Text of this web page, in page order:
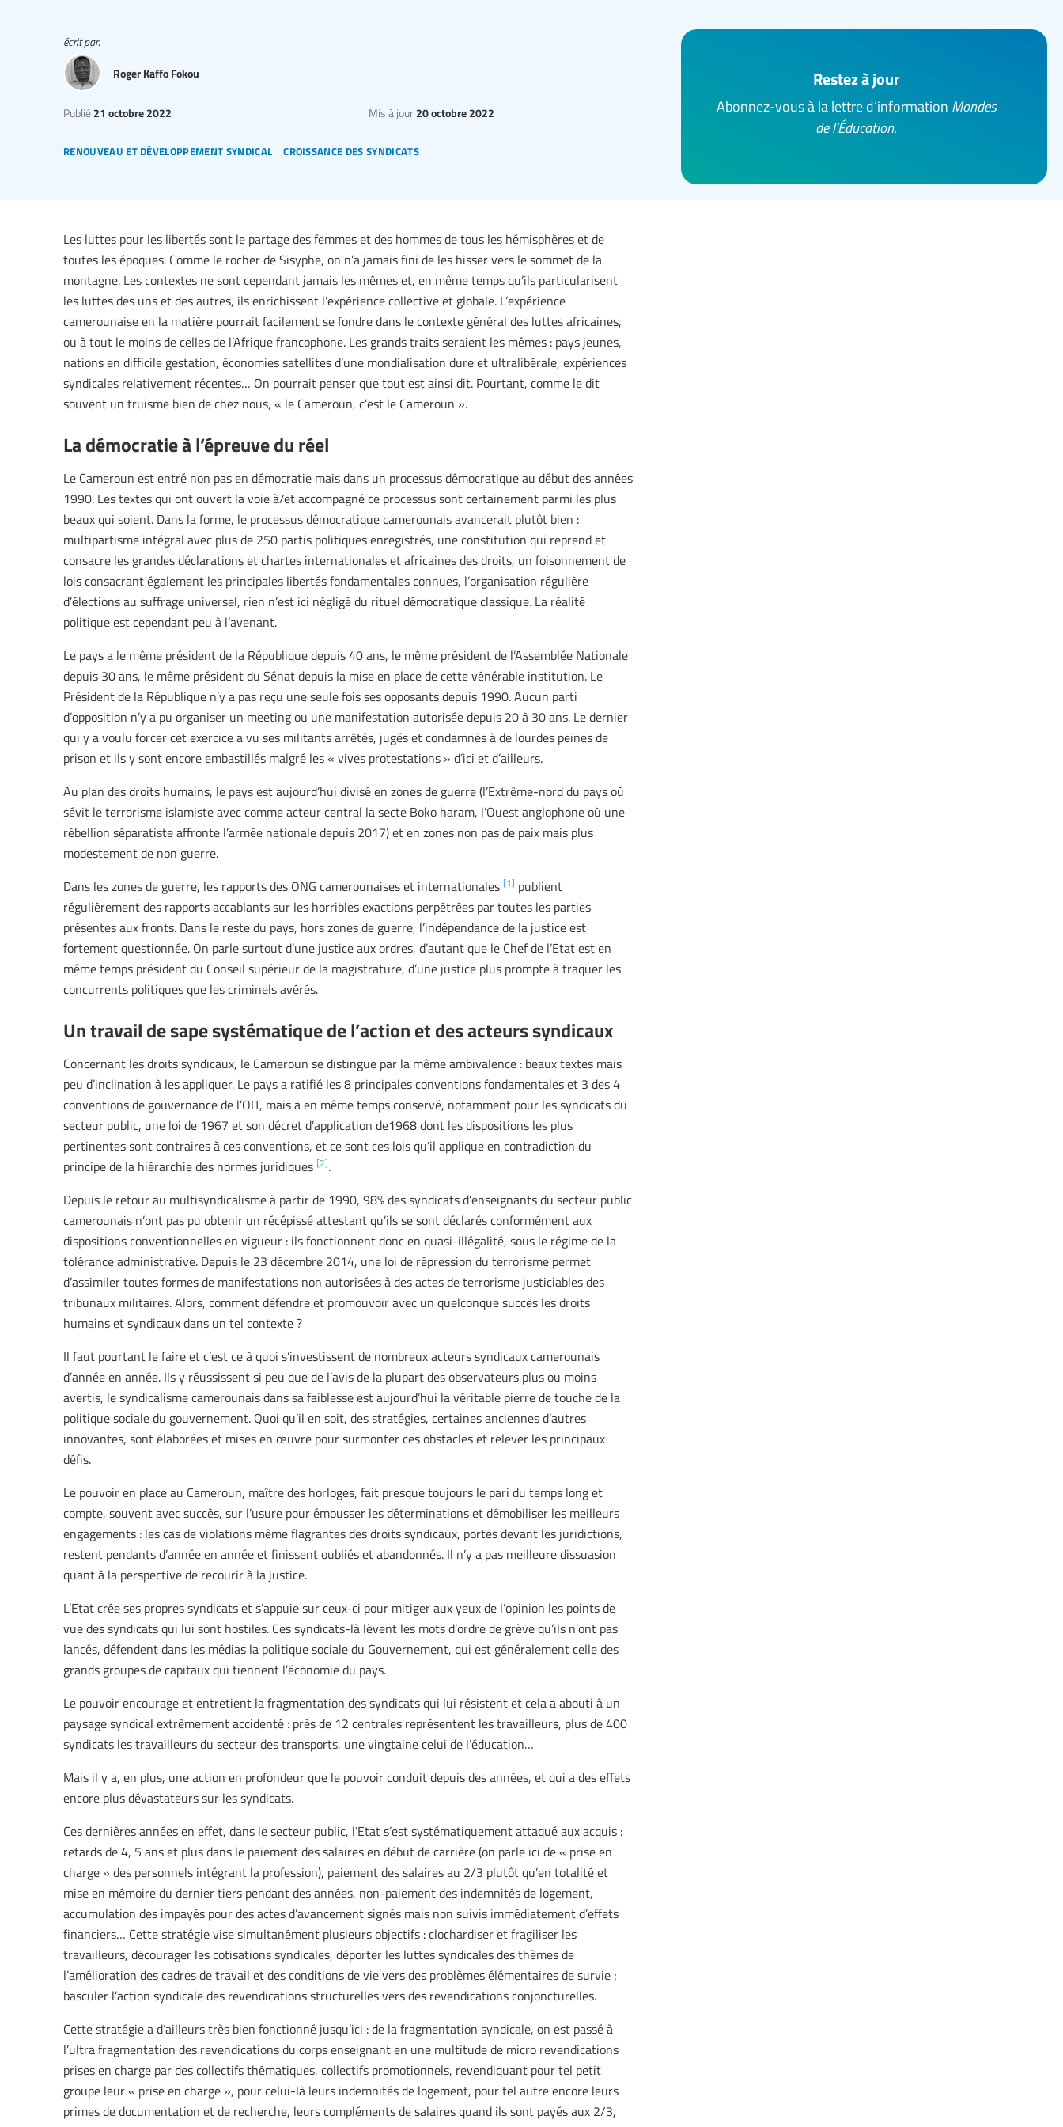
renouveau et développement syndical croissance des syndicats
Publié 21 octobre 2022 Mis à jour20 octobre 2022
écrit par:
Roger Kaffo Fokou Restez à jour
Abonnez-vous à la lettre d’information Mondes
de l’Éducation.
Les luttes pour les libertés sont le partage des femmes et des hommes de tous les hémisphères et de
toutes les époques. Comme le rocher de Sisyphe, on n’a jamais fini de les hisser vers le sommet de la
montagne. Les contextes ne sont cependant jamais les mêmes et, en même temps qu’ils particularisent
les luttes des uns et des autres, ils enrichissent l’expérience collective et globale. L’expérience
camerounaise en la matière pourrait facilement se fondre dans le contexte général des luttes africaines,
ou à tout le moins de celles de l’Afrique francophone. Les grands traits seraient les mêmes : pays jeunes,
nations en difficile gestation, économies satellites d’une mondialisation dure et ultralibérale, expériences
syndicales relativement récentes… On pourrait penser que tout est ainsi dit. Pourtant, comme le dit
souvent un truisme bien de chez nous, « le Cameroun, c’est le Cameroun ».
La démocratie à l’épreuve du réel
Le Cameroun est entré non pas en démocratie mais dans un processus démocratique au début des années
1990. Les textes qui ont ouvert la voie à/et accompagné ce processus sont certainement parmi les plus
beaux qui soient. Dans la forme, le processus démocratique camerounais avancerait plutôt bien :
multipartisme intégral avec plus de 250 partis politiques enregistrés, une constitution qui reprend et
consacre les grandes déclarations et chartes internationales et africaines des droits, un foisonnement de
lois consacrant également les principales libertés fondamentales connues, l’organisation régulière
d’élections au suffrage universel, rien n’est ici négligé du rituel démocratique classique. La réalité
politique est cependant peu à l’avenant.
Le pays a le même président de la République depuis 40 ans, le même président de l’Assemblée Nationale
depuis 30 ans, le même président du Sénat depuis la mise en place de cette vénérable institution. Le
Président de la République n’y a pas reçu une seule fois ses opposants depuis 1990. Aucun parti
d’opposition n’y a pu organiser un meeting ou une manifestation autorisée depuis 20 à 30 ans. Le dernier
qui y a voulu forcer cet exercice a vu ses militants arrêtés, jugés et condamnés à de lourdes peines de
prison et ils y sont encore embastillés malgré les « vives protestations » d’ici et d’ailleurs.
Au plan des droits humains, le pays est aujourd’hui divisé en zones de guerre (l’Extrême-nord du pays où
sévit le terrorisme islamiste avec comme acteur central la secte Boko haram, l’Ouest anglophone où une
rébellion séparatiste affronte l’armée nationale depuis 2017) et en zones non pas de paix mais plus
modestement de non guerre.
Dans les zones de guerre, les rapports des ONG camerounaises et internationales [1] publient
régulièrement des rapports accablants sur les horribles exactions perpétrées par toutes les parties
présentes aux fronts. Dans le reste du pays, hors zones de guerre, l’indépendance de la justice est
fortement questionnée. On parle surtout d’une justice aux ordres, d’autant que le Chef de l’Etat est en
même temps président du Conseil supérieur de la magistrature, d’une justice plus prompte à traquer les
concurrents politiques que les criminels avérés.
Un travail de sape systématique de l’action et des acteurs syndicaux
Concernant les droits syndicaux, le Cameroun se distingue par la même ambivalence : beaux textes mais
peu d’inclination à les appliquer. Le pays a ratifié les 8 principales conventions fondamentales et 3 des 4
conventions de gouvernance de l’OIT, mais a en même temps conservé, notamment pour les syndicats du
secteur public, une loi de 1967 et son décret d’application de1968 dont les dispositions les plus
pertinentes sont contraires à ces conventions, et ce sont ces lois qu’il applique en contradiction du
principe de la hiérarchie des normes juridiques [2].
Depuis le retour au multisyndicalisme à partir de 1990, 98% des syndicats d’enseignants du secteur public
camerounais n’ont pas pu obtenir un récépissé attestant qu’ils se sont déclarés conformément aux
dispositions conventionnelles en vigueur : ils fonctionnent donc en quasi-illégalité, sous le régime de la
tolérance administrative. Depuis le 23 décembre 2014, une loi de répression du terrorisme permet
d’assimiler toutes formes de manifestations non autorisées à des actes de terrorisme justiciables des
tribunaux militaires. Alors, comment défendre et promouvoir avec un quelconque succès les droits
humains et syndicaux dans un tel contexte ?
Il faut pourtant le faire et c’est ce à quoi s’investissent de nombreux acteurs syndicaux camerounais
d’année en année. Ils y réussissent si peu que de l’avis de la plupart des observateurs plus ou moins
avertis, le syndicalisme camerounais dans sa faiblesse est aujourd’hui la véritable pierre de touche de la
politique sociale du gouvernement. Quoi qu’il en soit, des stratégies, certaines anciennes d’autres
innovantes, sont élaborées et mises en œuvre pour surmonter ces obstacles et relever les principaux
défis.
Le pouvoir en place au Cameroun, maître des horloges, fait presque toujours le pari du temps long et
compte, souvent avec succès, sur l’usure pour émousser les déterminations et démobiliser les meilleurs
engagements : les cas de violations même flagrantes des droits syndicaux, portés devant les juridictions,
restent pendants d’année en année et finissent oubliés et abandonnés. Il n’y a pas meilleure dissuasion
quant à la perspective de recourir à la justice.
L’Etat crée ses propres syndicats et s’appuie sur ceux-ci pour mitiger aux yeux de l’opinion les points de
vue des syndicats qui lui sont hostiles. Ces syndicats-là lèvent les mots d’ordre de grève qu’ils n’ont pas
lancés, défendent dans les médias la politique sociale du Gouvernement, qui est généralement celle des
grands groupes de capitaux qui tiennent l’économie du pays.
Le pouvoir encourage et entretient la fragmentation des syndicats qui lui résistent et cela a abouti à un
paysage syndical extrêmement accidenté : près de 12 centrales représentent les travailleurs, plus de 400
syndicats les travailleurs du secteur des transports, une vingtaine celui de l’éducation…
Mais il y a, en plus, une action en profondeur que le pouvoir conduit depuis des années, et qui a des effets
encore plus dévastateurs sur les syndicats.
Ces dernières années en effet, dans le secteur public, l’Etat s’est systématiquement attaqué aux acquis :
retards de 4, 5 ans et plus dans le paiement des salaires en début de carrière (on parle ici de « prise en
charge » des personnels intégrant la profession), paiement des salaires au 2/3 plutôt qu’en totalité et
mise en mémoire du dernier tiers pendant des années, non-paiement des indemnités de logement,
accumulation des impayés pour des actes d’avancement signés mais non suivis immédiatement d’effets
financiers… Cette stratégie vise simultanément plusieurs objectifs : clochardiser et fragiliser les
travailleurs, décourager les cotisations syndicales, déporter les luttes syndicales des thèmes de
l’amélioration des cadres de travail et des conditions de vie vers des problèmes élémentaires de survie ;
basculer l’action syndicale des revendications structurelles vers des revendications conjoncturelles.
Cette stratégie a d’ailleurs très bien fonctionné jusqu’ici : de la fragmentation syndicale, on est passé à
l’ultra fragmentation des revendications du corps enseignant en une multitude de micro revendications
prises en charge par des collectifs thématiques, collectifs promotionnels, revendiquant pour tel petit
groupe leur « prise en charge », pour celui-là leurs indemnités de logement, pour tel autre encore leurs
primes de documentation et de recherche, leurs compléments de salaires quand ils sont payés aux 2/3,